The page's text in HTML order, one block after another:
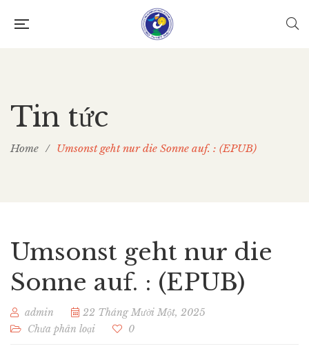
Tin tức
Home / Umsonst geht nur die Sonne auf. : (EPUB)
Umsonst geht nur die
Sonne auf. : (EPUB)
admin
22 Tháng Mười Một, 2025
Chưa phân loại
0